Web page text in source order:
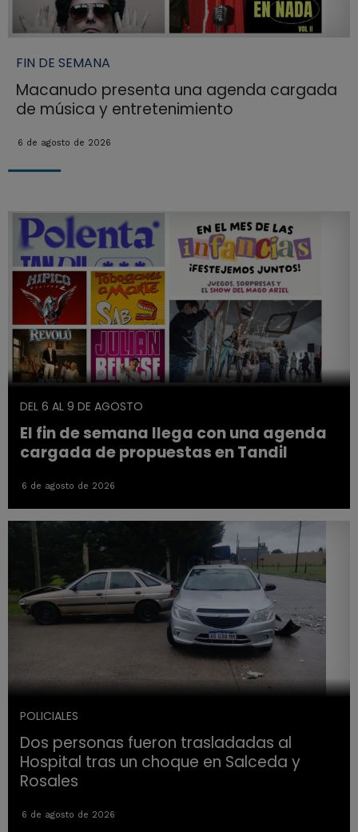
FIN DE SEMANA
Macanudo presenta una agenda cargada
de música y entretenimiento
6 de agosto de 2026
DEL 6 AL 9 DE AGOSTO
El fin de semana llega con una agenda
cargada de propuestas en Tandil
6 de agosto de 2026
POLICIALES
Dos personas fueron trasladadas al
Hospital tras un choque en Salceda y
Rosales
6 de agosto de 2026